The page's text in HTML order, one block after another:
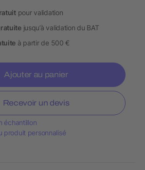
pour validation
jusqu’à validation du BAT
à partir de 500 €
Ajouter au panier
Recevoir un devis
échantillon
produit personnalisé